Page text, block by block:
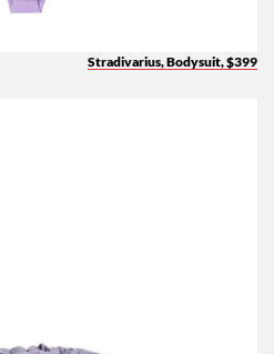
Stradivarius, Bodysuit, $399